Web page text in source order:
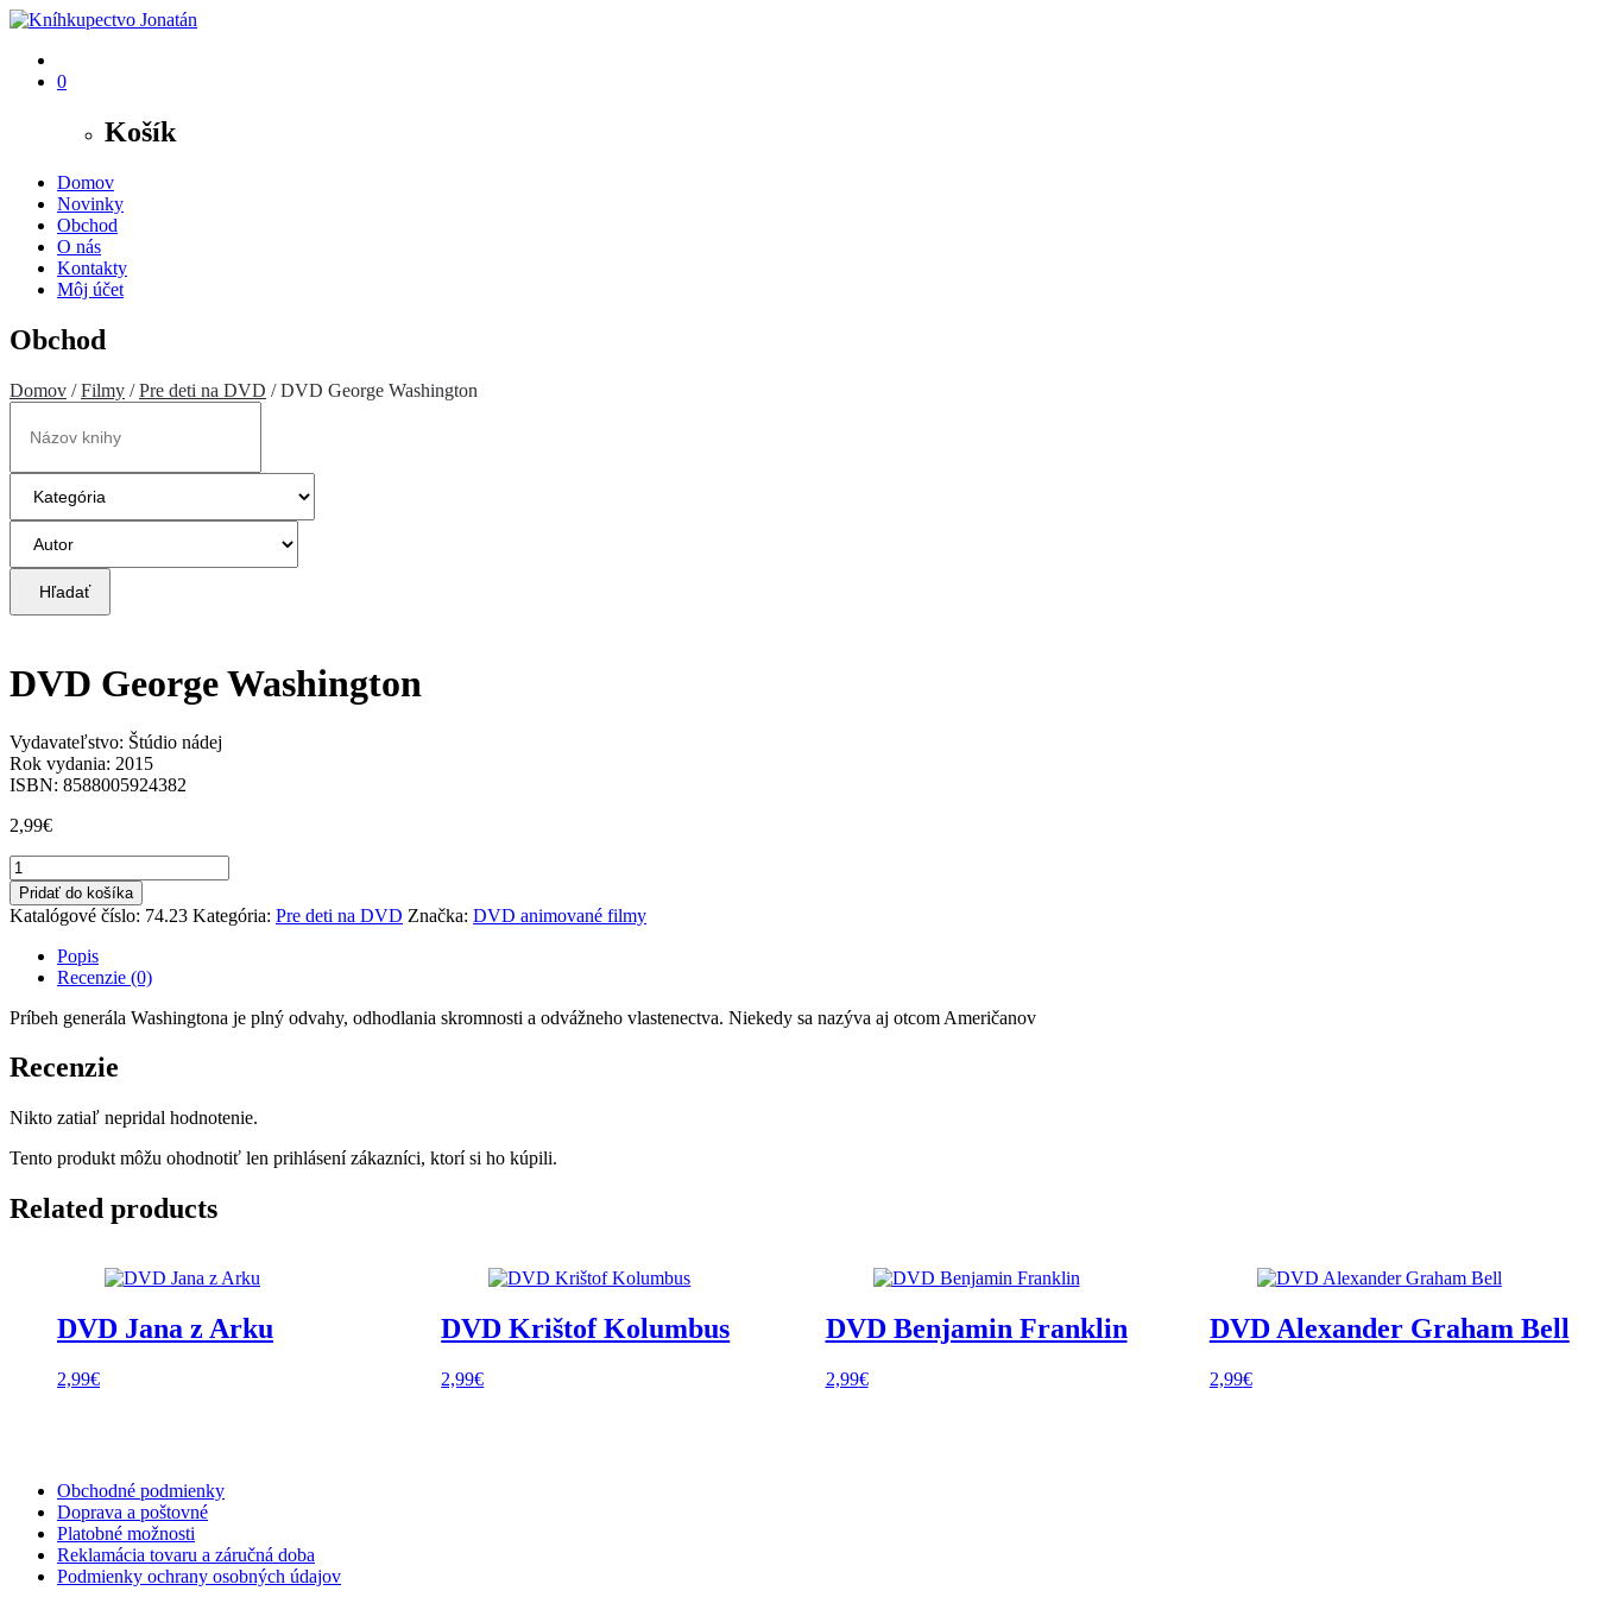
0
Košík
Domov
Novinky
Obchod
O nás
Kontakty
Môj účet
Obchod
Domov /Filmy /Pre deti na DVD / DVD George Washington
Hľadať
DVD George Washington
Vydavateľstvo: Štúdio nádej
Rok vydania: 2015
ISBN: 8588005924382
2,99€
množstvo
DVD
George
Washington
Pridať do košíka
Katalógové číslo: 74.23 Kategória: Pre deti na DVD Značka: DVD animované filmy
Popis
Recenzie (0)
Príbeh generála Washingtona je plný odvahy, odhodlania skromnosti a odvážneho vlastenectva. Niekedy sa nazýva aj otcom Američanov
Recenzie
Nikto zatiaľ nepridal hodnotenie.
Tento produkt môžu ohodnotiť len prihlásení zákazníci, ktorí si ho kúpili.
Related products
DVD Jana z Arku
2,99€
DVD Krištof Kolumbus
2,99€
DVD Benjamin Franklin
2,99€
DVD Alexander Graham Bell
2,99€
Obchodné podmienky
Doprava a poštovné
Platobné možnosti
Reklamácia tovaru a záručná doba
Podmienky ochrany osobných údajov